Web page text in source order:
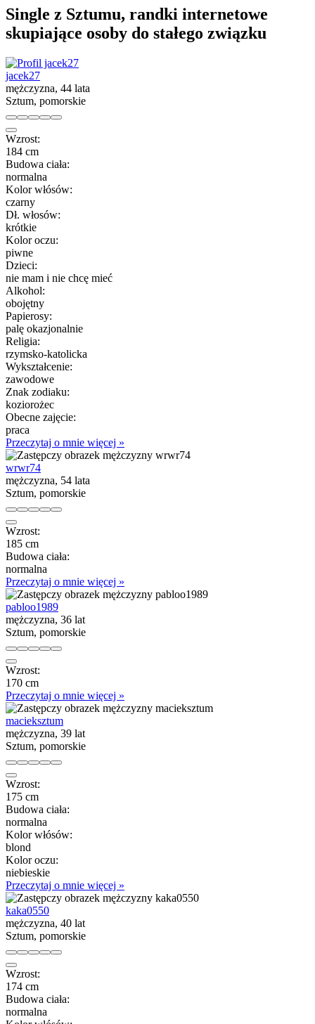
Single z Sztumu, randki internetowe
skupiające osoby do stałego związku
jacek27
mężczyzna, 44 lata
Sztum, pomorskie
Wzrost:
184 cm
Budowa ciała:
normalna
Kolor włósów:
czarny
Dł. włosów:
krótkie
Kolor oczu:
piwne
Dzieci:
nie mam i nie chcę mieć
Alkohol:
obojętny
Papierosy:
palę okazjonalnie
Religia:
rzymsko-katolicka
Wykształcenie:
zawodowe
Znak zodiaku:
koziorożec
Obecne zajęcie:
praca
Przeczytaj o mnie więcej »
wrwr74
mężczyzna, 54 lata
Sztum, pomorskie
Wzrost:
185 cm
Budowa ciała:
normalna
Przeczytaj o mnie więcej »
pabloo1989
mężczyzna, 36 lat
Sztum, pomorskie
Wzrost:
170 cm
Przeczytaj o mnie więcej »
macieksztum
mężczyzna, 39 lat
Sztum, pomorskie
Wzrost:
175 cm
Budowa ciała:
normalna
Kolor włósów:
blond
Kolor oczu:
niebieskie
Przeczytaj o mnie więcej »
kaka0550
mężczyzna, 40 lat
Sztum, pomorskie
Wzrost:
174 cm
Budowa ciała:
normalna